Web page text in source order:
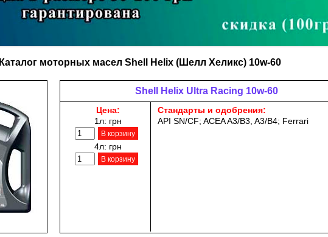
Каталог моторных масел Shell Helix (Шелл Хеликс) 10w-60
Shell Helix Ultra Racing 10w-60
Цена:
1л: грн
В корзину
4л: грн
В корзину
Стандарты и одобрения:
API SN/CF; ACEA A3/B3, A3/B4; Ferrari